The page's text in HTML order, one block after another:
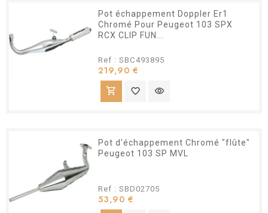
Pot échappement Doppler Er1
Chromé Pour Peugeot 103 SPX
RCX CLIP FUN...
Ref : SBC493895
219,90 €
shopping_cart favorite_border visibility
Pot d'échappement Chromé "flûte"
Peugeot 103 SP MVL
Ref : SBD02705
53,90 €